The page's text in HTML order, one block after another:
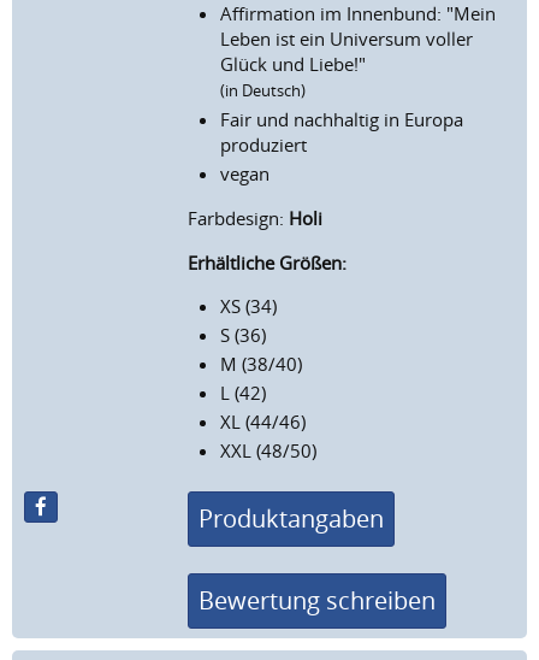
Affirmation im Innenbund: "Mein
Leben ist ein Universum voller
Glück und Liebe!"
(in Deutsch)
Fair und nachhaltig in Europa
produziert
vegan
Farbdesign: Holi
Erhältliche Größen:
XS (34)
S (36)
M (38/40)
L (42)
XL (44/46)
XXL (48/50)
Produktangaben
Bewertung schreiben